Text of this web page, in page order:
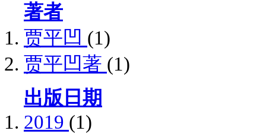
著者
贾平凹 (1)
贾平凹著 (1)
出版日期
2019 (1)